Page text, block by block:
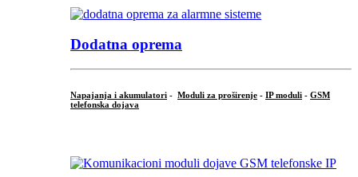
Dodatna oprema
Napajanja i akumulatori - Moduli za proširenje - IP moduli - GSM
telefonska dojava